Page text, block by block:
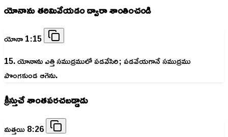
యోనాను తరిమివేయడం ద్వారా శాంతించండి
యోనా 1:15
15. యోనాను ఎత్తి సముద్రములో పడవేసిరి; పడవేయగానే సముద్రము
పొంగకుండ ఆగెను.
క్రీస్తుచే శాంతపరచబడ్డాడు
మత్తయి 8:26